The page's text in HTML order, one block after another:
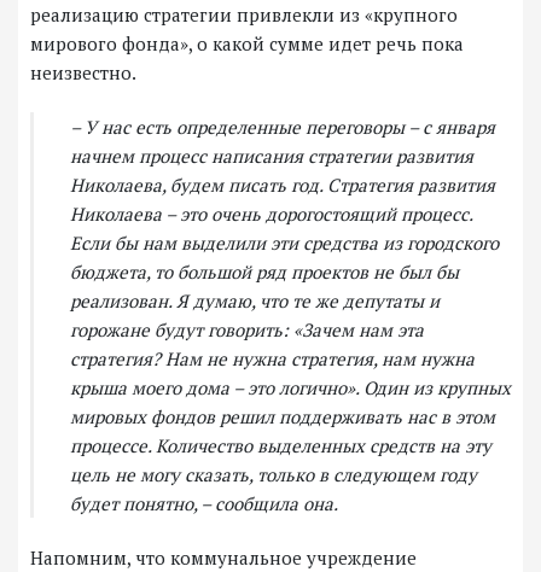
реализацию стратегии привлекли из «крупного
мирового фонда», о какой сумме идет речь пока
неизвестно.
– У нас есть определенные переговоры – с января
начнем процесс написания стратегии развития
Николаева, будем писать год. Стратегия развития
Николаева – это очень дорогостоящий процесс.
Если бы нам выделили эти средства из городского
бюджета, то большой ряд проектов не был бы
реализован. Я думаю, что те же депутаты и
горожане будут говорить: «Зачем нам эта
стратегия? Нам не нужна стратегия, нам нужна
крыша моего дома – это логично». Один из крупных
мировых фондов решил поддерживать нас в этом
процессе. Количество выделенных средств на эту
цель не могу сказать, только в следующем году
будет понятно, – сообщила она.
Напомним, что коммунальное учреждение